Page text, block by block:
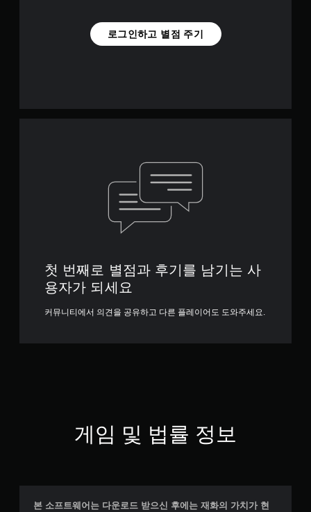
로그인하고 별점 주기
첫 번째로 별점과 후기를 남기는 사
용자가 되세요
커뮤니티에서 의견을 공유하고 다른 플레이어도 도와주세요.
게임 및 법률 정보
본 소프트웨어는 다운로드 받으신 후에는 재화의 가치가 현